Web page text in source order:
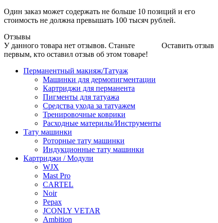
Один заказ может содержать не больше 10 позиций и его
стоимость не должна превышать 100 тысяч рублей.
Отзывы
Оставить отзыв
У данного товара нет отзывов. Станьте
первым, кто оставил отзыв об этом товаре!
Перманентный макияж/Татуаж
Машинки для дермопигментации
Картриджи для перманента
Пигменты для татуажа
Средства ухода за татуажем
Тренировочные коврики
Расходные материлы/Инструменты
Тату машинки
Роторные тату машинки
Индукционные тату машинки
Картриджи / Модули
WJX
Mast Pro
CARTEL
Noir
Pepax
JCONLY VETAR
Ambition